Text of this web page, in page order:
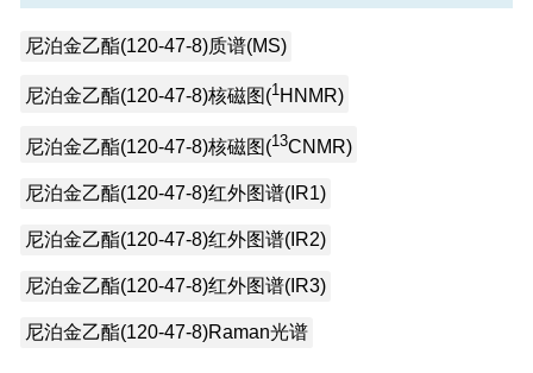
尼泊金乙酯(120-47-8)质谱(MS)
尼泊金乙酯(120-47-8)核磁图(1HNMR)
尼泊金乙酯(120-47-8)核磁图(13CNMR)
尼泊金乙酯(120-47-8)红外图谱(IR1)
尼泊金乙酯(120-47-8)红外图谱(IR2)
尼泊金乙酯(120-47-8)红外图谱(IR3)
尼泊金乙酯(120-47-8)Raman光谱